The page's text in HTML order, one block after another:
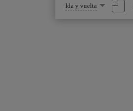
Seleccione
una
opción
Ida y vuelta